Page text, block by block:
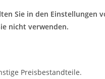
Sie in den Einstellungen
nicht verwenden.
Preisbestandteile.